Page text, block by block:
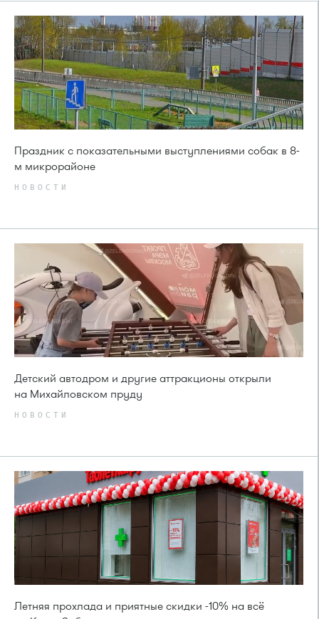
Праздник с показательными выступлениями собак в 8-
м микрорайоне
НОВОСТИ
Детский автодром и другие аттракционы открыли
на Михайловском пруду
НОВОСТИ
Летняя прохлада и приятные скидки -10% на всё